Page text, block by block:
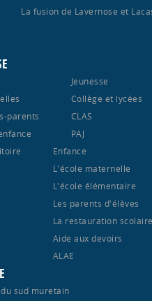
La fusion de Lavernose et
parents
Jeunesse
Collège et lycées
CLAS
PAJ
Enfance
L'école maternelle
L'école élémentaire
Les parents d'élèves
La restauration scolaire
Aide aux devoirs
ALAE
sud muretain